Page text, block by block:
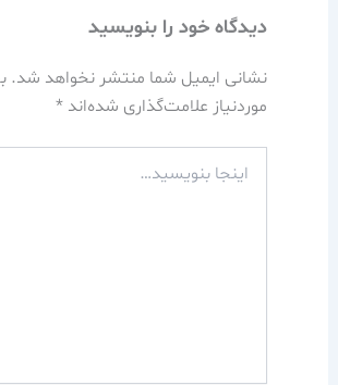
دیدگاه‌ خود را بنویسید
نشانی ایمیل شما منتشر نخواهد شد.
موردنیاز علامت‌گذاری شده‌اند *
بنویسید…